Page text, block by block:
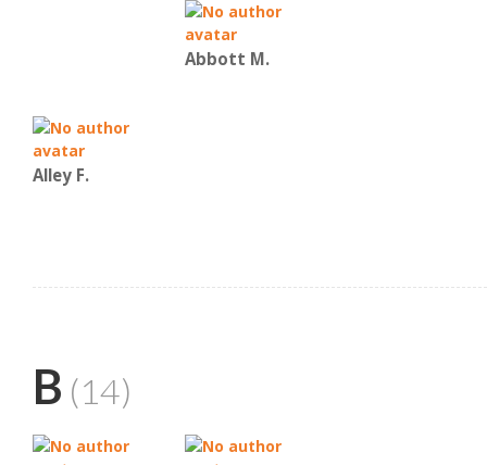
Abbott M.
Alley F.
B (14)